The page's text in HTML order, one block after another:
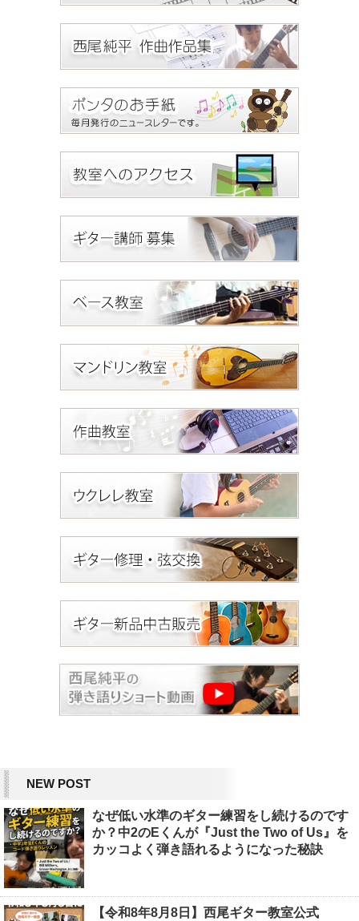
NEW POST
なぜ低い水準のギター練習をし続けるのです
か？中2のEくんが『Just the Two of Us』を
カッコよく弾き語れるようになった秘訣
【令和8年8月8日】西尾ギター教室公式